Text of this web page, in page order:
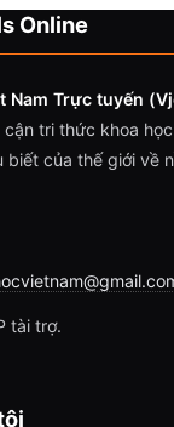
Online
Nam Trực tuyến
tri thức khoa
biết của thế giới về
tài trợ.